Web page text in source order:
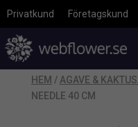
Privatkund Företagskund
HEM / AGAVE &
NEEDLE 40 CM